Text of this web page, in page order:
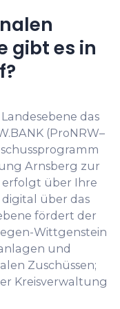
gibt es in
das
(ProNRW–
Arnsberg zur
über Ihre
über das
fördert der
Wittgenstein
und
Zuschüssen;
Kreisverwaltung